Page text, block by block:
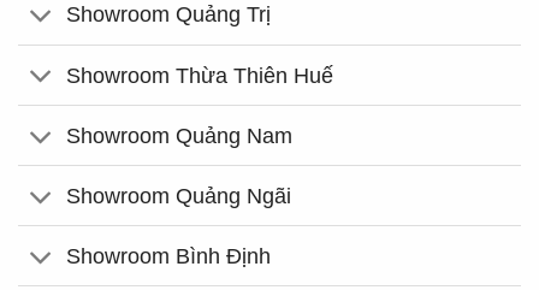
Showroom Quảng Trị
Showroom Thừa Thiên Huế
Showroom Quảng Nam
Showroom Quảng Ngãi
Showroom Bình Định